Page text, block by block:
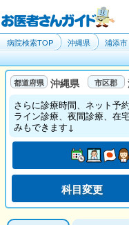
病院検索TOP 沖縄県 浦添市
沖縄県
さらに診療時間、ネット予
ライン診療、夜間診療、在
みもできます↓
科目変更